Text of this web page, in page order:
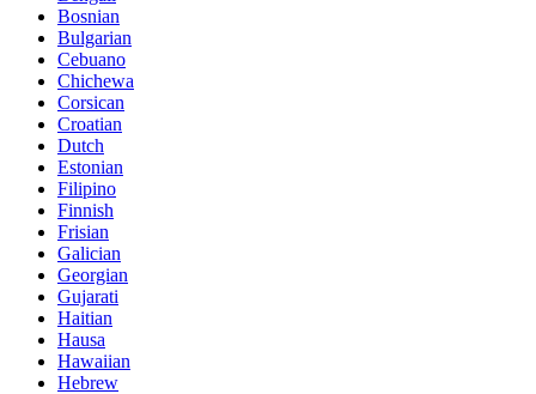
Bosnian
Bulgarian
Cebuano
Chichewa
Corsican
Croatian
Dutch
Estonian
Filipino
Finnish
Frisian
Galician
Georgian
Gujarati
Haitian
Hausa
Hawaiian
Hebrew